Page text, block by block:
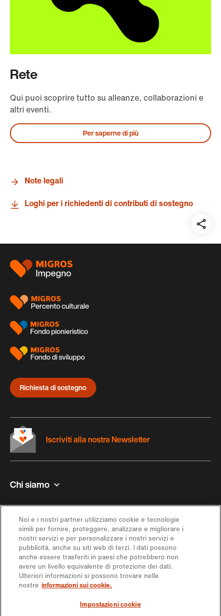
Rete
Qui puoi scoprire tutto su alleanze, collaborazioni e
altri eventi.
Per saperne di più
Note legali
Loghi per i richiedenti di contributi di sostegno
auf:
Piè
pagina
Richiesta di sostegno
Chi siamo
Ispirazione
Offerta
Iscriviti alla nostra Newsletter
Seguici sui social media
Noi e i nostri partner utilizziamo cookie e tecnologie
simili per fornire, proteggere, analizzare e migliorare i
nostri servizi e per personalizzare i nostri servizi e
pubblicità, anche su siti web di terzi. I dati possono
anche essere trasferiti in paesi che potrebbero non
avere un livello equivalente di protezione dei dati.
Ulteriori informazioni si possono trovare nelle
nostre informazioni sui cookie.
Impostazioni cookie